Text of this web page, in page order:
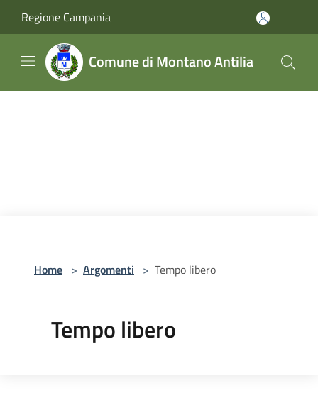
Regione Campania
Comune di Montano Antilia
Home > Argomenti > Tempo libero
Tempo libero